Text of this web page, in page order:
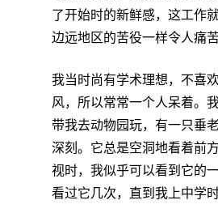
了开始时的新鲜感，这工作
边远地区的苦役一样令人痛苦
我当时尚有学术理想，不喜
风，所以常常一个人呆着。
带我去动物园玩，有一只垂
深刻。它总是空洞地看着前
视时，我似乎可以看到它的
看过它几次，直到我上中学